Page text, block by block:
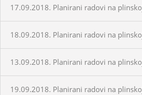
17.09.2018. Planirani radovi na
18.09.2018. Planirani radovi na
13.09.2018. Planirani radovi na
19.09.2018. Planirani radovi na